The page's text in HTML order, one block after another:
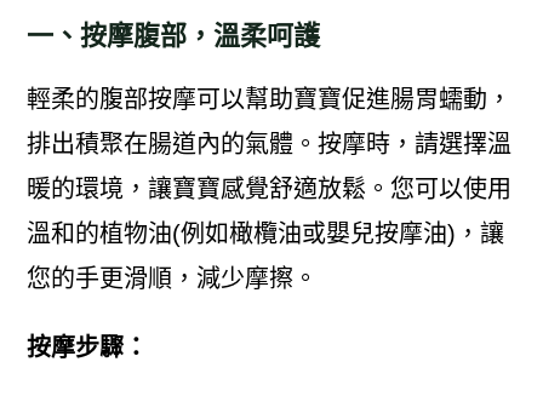
一、按摩腹部，溫柔呵護
輕柔的腹部按摩可以幫助寶寶促進腸胃蠕動，
排出積聚在腸道內的氣體。按摩時，請選擇溫
暖的環境，讓寶寶感覺舒適放鬆。您可以使用
溫和的植物油(例如橄欖油或嬰兒按摩油)，讓
您的手更滑順，減少摩擦。
按摩步驟：